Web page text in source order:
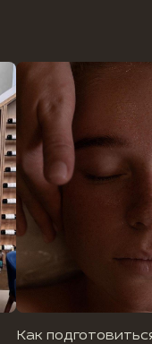
Как